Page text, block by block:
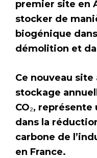
premier site en
stocker de
biogénique
démolition et
Ce nouveau
stockage
CO₂, représente
dans la
carbone de
en France.